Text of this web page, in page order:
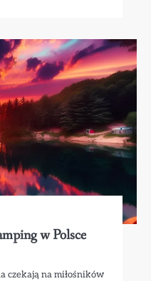
w Polsce
czekają na miłośników